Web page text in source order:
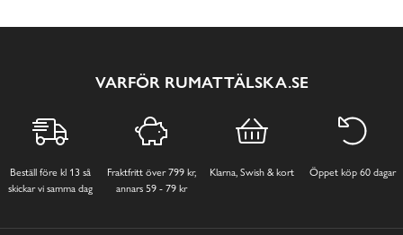
VARFÖR RUMATTÄLSKA.SE
Beställ före kl 13 så
skickar vi samma dag
Fraktfritt över 799 kr,
annars 59 - 79 kr
Klarna, Swish & kort Öppet köp 60 dagar